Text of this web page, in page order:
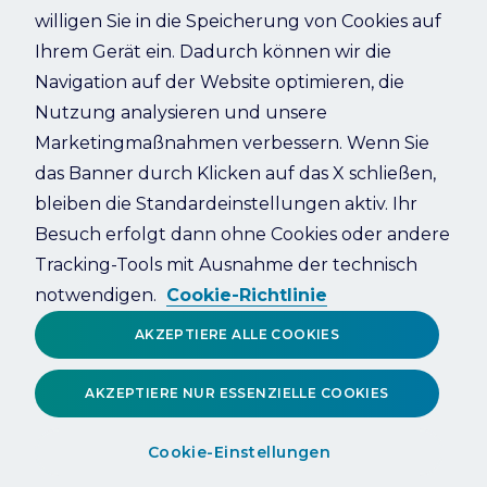
Refresh
willigen Sie in die Speicherung von Cookies auf
Ihrem Gerät ein. Dadurch können wir die
Navigation auf der Website optimieren, die
Nutzung analysieren und unsere
Marketingmaßnahmen verbessern. Wenn Sie
das Banner durch Klicken auf das X schließen,
bleiben die Standardeinstellungen aktiv. Ihr
Besuch erfolgt dann ohne Cookies oder andere
Tracking-Tools mit Ausnahme der technisch
notwendigen. Cookie-Richtlinie
Cookie-Einstellungen
AKZEPTIERE NUR ESSENZIELLE COOKIES
AKZEPTIERE ALLE COOKIES